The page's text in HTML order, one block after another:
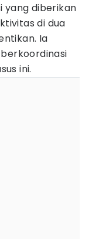
yang diberikan
di dua
Ia
ini.